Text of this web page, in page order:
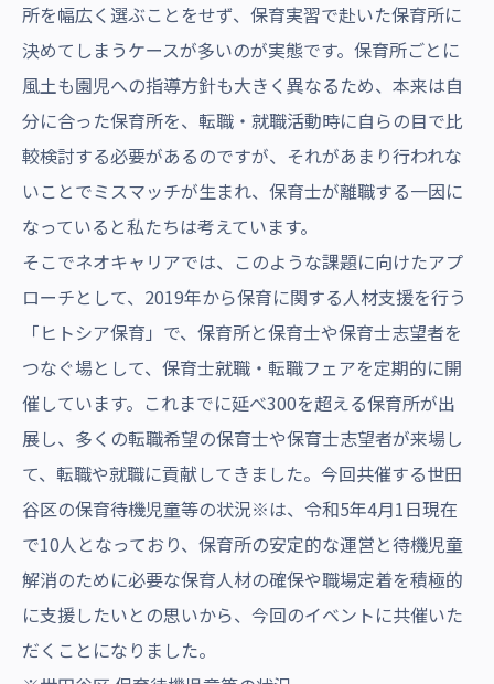
所を幅広く選ぶことをせず、保育実習で赴いた保育所に
決めてしまうケースが多いのが実態です。保育所ごとに
風土も園児への指導方針も大きく異なるため、本来は自
分に合った保育所を、転職・就職活動時に自らの目で比
較検討する必要があるのですが、それがあまり行われな
いことでミスマッチが生まれ、保育士が離職する一因に
なっていると私たちは考えています。
そこでネオキャリアでは、このような課題に向けたアプ
ローチとして、2019年から保育に関する人材支援を行う
「ヒトシア保育」で、保育所と保育士や保育士志望者を
つなぐ場として、保育士就職・転職フェアを定期的に開
催しています。これまでに延べ300を超える保育所が出
展し、多くの転職希望の保育士や保育士志望者が来場し
て、転職や就職に貢献してきました。今回共催する世田
谷区の保育待機児童等の状況※は、令和5年4月1日現在
で10人となっており、保育所の安定的な運営と待機児童
解消のために必要な保育人材の確保や職場定着を積極的
に支援したいとの思いから、今回のイベントに共催いた
だくことになりました。